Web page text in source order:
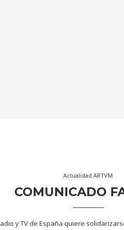
Actualidad ARTVM
COMUNICADO
y TV de España quiere